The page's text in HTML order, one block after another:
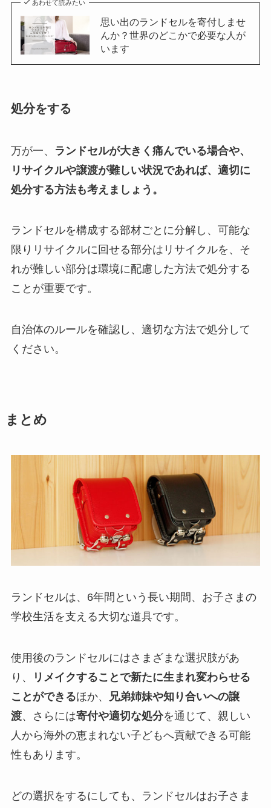
あわせて読みたい
思い出のランドセルを寄付しませ
んか？世界のどこかで必要な人が
います
処分をする
万が一、
ランドセルが大きく痛んでいる場合や、
リサイクルや譲渡が難しい状況であれば、適切に
処分する方法も考えましょう。
ランドセルを構成する部材ごとに分解し、可能な
限りリサイクルに回せる部分はリサイクルを、そ
れが難しい部分は環境に配慮した方法で処分する
ことが重要です。
自治体のルールを確認し、適切な方法で処分して
ください。
まとめ
ランドセルは、6年間という長い期間、お子さまの
学校生活を支える大切な道具です。
使用後のランドセルにはさまざまな選択肢があ
り、
リメイクすることで新たに生まれ変わらせる
ことができるほか、
兄弟姉妹や知り合いへの譲
渡、さらには寄付や適切な処分を通じて、親しい
人から海外の恵まれない子どもへ貢献できる可能
性もあります。
どの選択をするにしても、ランドセルはお子さま